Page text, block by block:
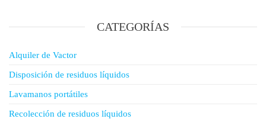
CATEGORÍAS
Alquiler de Vactor
Disposición de residuos líquidos
Lavamanos portátiles
Recolección de residuos líquidos